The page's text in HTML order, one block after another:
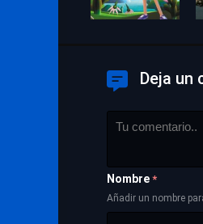
Deja un
Nombre *
Añadir un nombre